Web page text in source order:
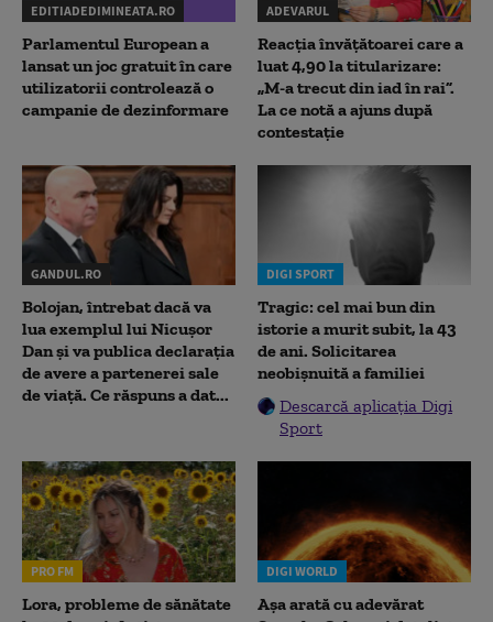
EDITIADEDIMINEATA.RO
Parlamentul European a
lansat un joc gratuit în care
utilizatorii controlează o
campanie de dezinformare
ADEVARUL
Reacția învățătoarei care a
luat 4,90 la titularizare:
„M-a trecut din iad în rai”.
La ce notă a ajuns după
contestație
GANDUL.RO
Bolojan, întrebat dacă va
lua exemplul lui Nicușor
Dan și va publica declarația
de avere a partenerei sale
de viață. Ce răspuns a dat...
DIGI SPORT
Tragic: cel mai bun din
istorie a murit subit, la 43
de ani. Solicitarea
neobișnuită a familiei
Descarcă aplicația Digi
Sport
PRO FM
Lora, probleme de sănătate
DIGI WORLD
Așa arată cu adevărat